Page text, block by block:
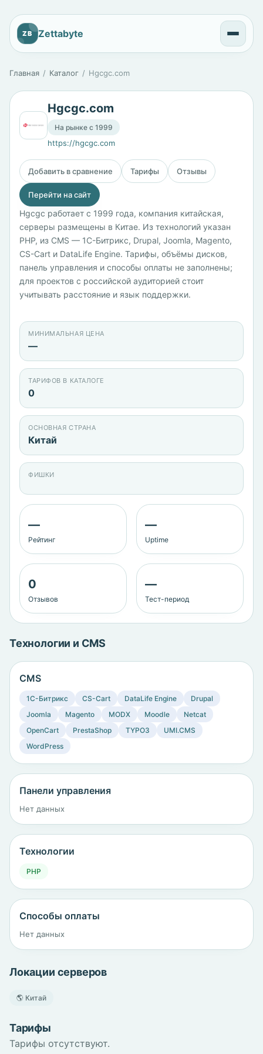
ZB Zettabyte
Главная Каталог Hgcgc.com
Hgcgc.com
На рынке с 1999
https://hgcgc.com
Добавить в сравнение Тарифы Отзывы
Перейти на сайт
Hgcgc работает с 1999 года, компания китайская,
серверы размещены в Китае. Из технологий указан
PHP, из CMS — 1С-Битрикс, Drupal, Joomla, Magento,
CS-Cart и DataLife Engine. Тарифы, объёмы дисков,
панель управления и способы оплаты не заполнены;
для проектов с российской аудиторией стоит
учитывать расстояние и язык поддержки.
МИНИМАЛЬНАЯ ЦЕНА
—
ТАРИФОВ В КАТАЛОГЕ
0
ОСНОВНАЯ СТРАНА
Китай
ФИШКИ
—
Рейтинг
—
Uptime
0
Отзывов
—
Тест-период
Технологии и CMS
CMS
1C-Битрикс CS-Cart DataLife Engine
Drupal
Joomla
Magento MODX Moodle
Netcat
OpenCart
PrestaShop TYPO3
UMI.CMS
WordPress
Панели управления
Нет данных
Технологии
PHP
Способы оплаты
Нет данных
Локации серверов
🌎 Китай
Тарифы
Тарифы отсутствуют.